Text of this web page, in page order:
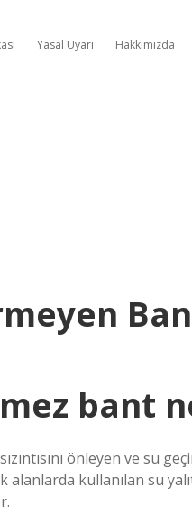
Yasal Uyarı Hakkımızda
bant
sızıntısını önleyen ve
alanlarda kullanılan su